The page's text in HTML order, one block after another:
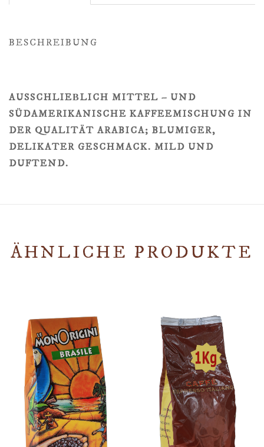
BESCHREIBUNG
AUSSCHLIEΒLICH MITTEL – UND
SÜDAMERIKANISCHE KAFFEEMISCHUNG IN
DER QUALITÄT ARABICA; BLUMIGER,
DELIKATER GESCHMACK. MILD UND
DUFTEND.
ÄHNLICHE PRODUKTE